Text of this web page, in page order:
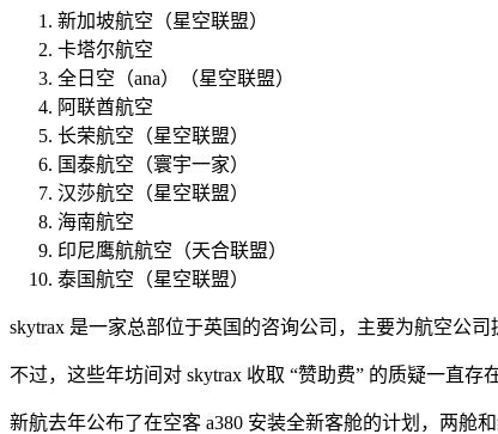
新加坡航空（星空联盟）
卡塔尔航空
全日空（ana）（星空联盟）
阿联酋航空
长荣航空（星空联盟）
国泰航空（寰宇一家）
汉莎航空（星空联盟）
海南航空
印尼鹰航航空（天合联盟）
泰国航空（星空联盟）
skytrax 是一家总部位于英国的咨询公司，主要为航空公
不过，这些年坊间对 skytrax 收取 “赞助费” 的质疑一直
新航去年公布了在空客 a380 安装全新客舱的计划，两舱